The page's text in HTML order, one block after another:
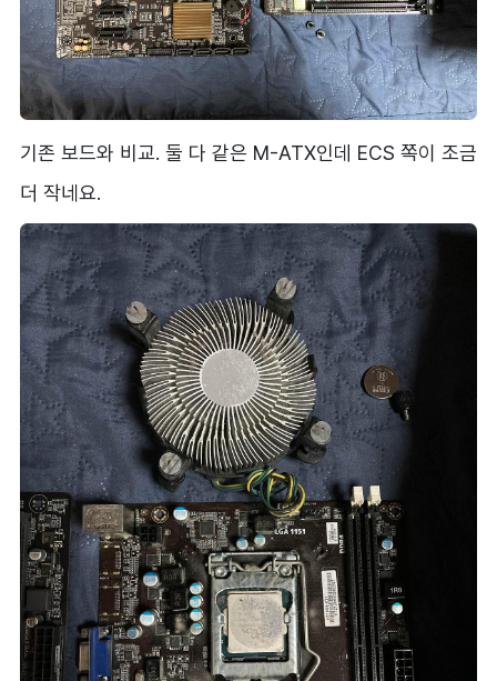
기존 보드와 비교. 둘 다 같은 M-ATX인데 ECS 쪽이 조금
더 작네요.